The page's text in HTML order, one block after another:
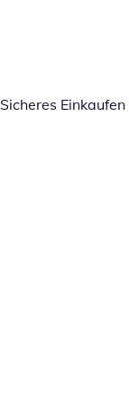
Sicheres Einkaufen